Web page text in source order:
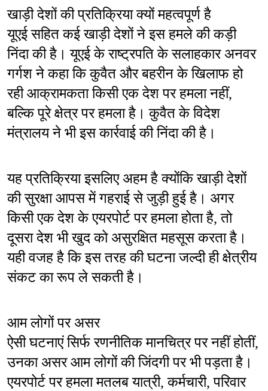
खाड़ी देशों की प्रतिक्रिया क्यों महत्वपूर्ण है
यूएई सहित कई खाड़ी देशों ने इस हमले की कड़ी
निंदा की है। यूएई के राष्ट्रपति के सलाहकार अनवर
गर्गश ने कहा कि कुवैत और बहरीन के खिलाफ हो
रही आक्रामकता किसी एक देश पर हमला नहीं,
बल्कि पूरे क्षेत्र पर हमला है। कुवैत के विदेश
मंत्रालय ने भी इस कार्रवाई की निंदा की है।
यह प्रतिक्रिया इसलिए अहम है क्योंकि खाड़ी देशों
की सुरक्षा आपस में गहराई से जुड़ी हुई है। अगर
किसी एक देश के एयरपोर्ट पर हमला होता है, तो
दूसरा देश भी खुद को असुरक्षित महसूस करता है।
यही वजह है कि इस तरह की घटना जल्दी ही क्षेत्रीय
संकट का रूप ले सकती है।
आम लोगों पर असर
ऐसी घटनाएं सिर्फ रणनीतिक मानचित्र पर नहीं होतीं,
उनका असर आम लोगों की जिंदगी पर भी पड़ता है।
एयरपोर्ट पर हमला मतलब यात्री, कर्मचारी, परिवार